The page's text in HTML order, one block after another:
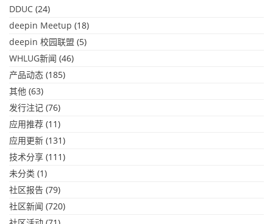
DDUC (24)
deepin Meetup (18)
deepin 校园联盟 (5)
WHLUG新闻 (46)
产品动态 (185)
其他 (63)
发行注记 (76)
应用推荐 (11)
应用更新 (131)
技术分享 (111)
未分类 (1)
社区报告 (79)
社区新闻 (720)